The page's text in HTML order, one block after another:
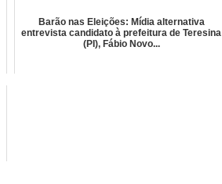
Barão nas Eleições: Mídia alternativa
entrevista candidato à prefeitura de Teresina
(PI), Fábio Novo...